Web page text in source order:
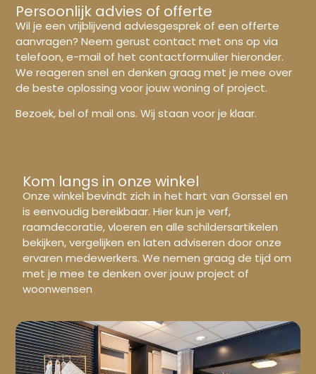
Persoonlijk advies of offerte
Wil je een vrijblijvend adviesgesprek of een offerte
aanvragen? Neem gerust contact met ons op via
telefoon, e-mail of het contactformulier hieronder.
We reageren snel en denken graag met je mee over
de beste oplossing voor jouw woning of project.
Bezoek, bel of mail ons. Wij staan voor je klaar.
Kom langs in onze winkel
Onze winkel bevindt zich in het hart van Gorssel en
is eenvoudig bereikbaar. Hier kun je verf,
raamdecoratie, vloeren en alle schildersartikelen
bekijken, vergelijken en laten adviseren door onze
ervaren medewerkers. We nemen graag de tijd om
met je mee te denken over jouw project of
woonwensen